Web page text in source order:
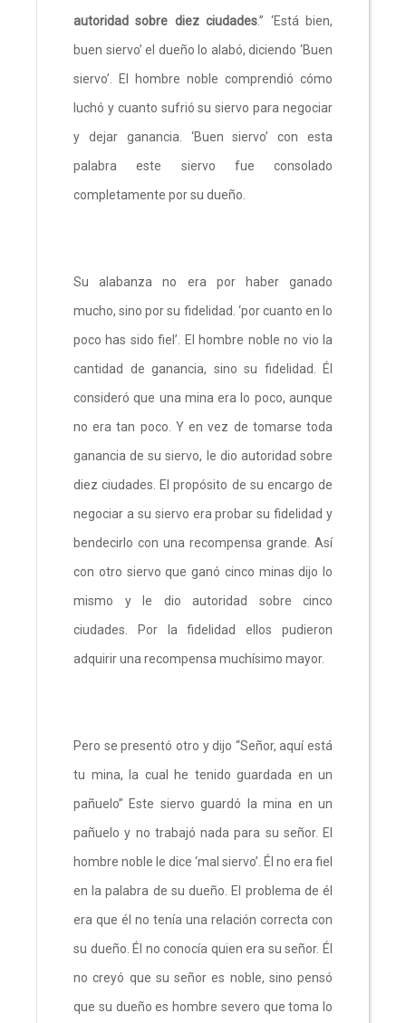
autoridad sobre diez ciudades.” ‘Está bien,
buen siervo’ el dueño lo alabó, diciendo ‘Buen
siervo’. El hombre noble comprendió cómo
luchó y cuanto sufrió su siervo para negociar
y dejar ganancia. ‘Buen siervo’ con esta
palabra este siervo fue consolado
completamente por su dueño.
Su alabanza no era por haber ganado
mucho, sino por su fidelidad. ‘por cuanto en lo
poco has sido fiel’. El hombre noble no vio la
cantidad de ganancia, sino su fidelidad. Él
consideró que una mina era lo poco, aunque
no era tan poco. Y en vez de tomarse toda
ganancia de su siervo, le dio autoridad sobre
diez ciudades. El propósito de su encargo de
negociar a su siervo era probar su fidelidad y
bendecirlo con una recompensa grande. Así
con otro siervo que ganó cinco minas dijo lo
mismo y le dio autoridad sobre cinco
ciudades. Por la fidelidad ellos pudieron
adquirir una recompensa muchísimo mayor.
Pero se presentó otro y dijo “Señor, aquí está
tu mina, la cual he tenido guardada en un
pañuelo” Este siervo guardó la mina en un
pañuelo y no trabajó nada para su señor. El
hombre noble le dice ‘mal siervo’. Él no era fiel
en la palabra de su dueño. El problema de él
era que él no tenía una relación correcta con
su dueño. Él no conocía quien era su señor. Él
no creyó que su señor es noble, sino pensó
que su dueño es hombre severo que toma lo